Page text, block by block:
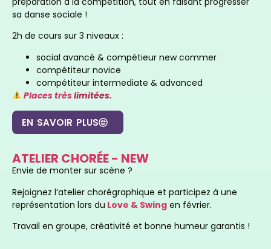
sa danse sociale !
2h de cours sur 3 niveaux :
social avancé & compétieur new commer
compétiteur novice
compétiteur intermediate & advanced
Places trèslimitées.
EN SAVOIR PLUS
ATELIER CHORÉE - NEW
Envie de monter sur scène ?
Rejoignez l’atelier chorégraphique et participez à une
représentation lors du Love & Swing en février.
Travail en groupe, créativité et bonne humeur garantis !